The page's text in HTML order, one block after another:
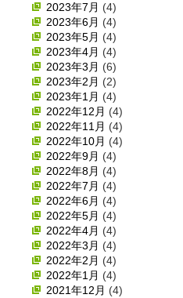
2023年7月 (4)
2023年6月 (4)
2023年5月 (4)
2023年4月 (4)
2023年3月 (6)
2023年2月 (2)
2023年1月 (4)
2022年12月 (4)
2022年11月 (4)
2022年10月 (4)
2022年9月 (4)
2022年8月 (4)
2022年7月 (4)
2022年6月 (4)
2022年5月 (4)
2022年4月 (4)
2022年3月 (4)
2022年2月 (4)
2022年1月 (4)
2021年12月 (4)